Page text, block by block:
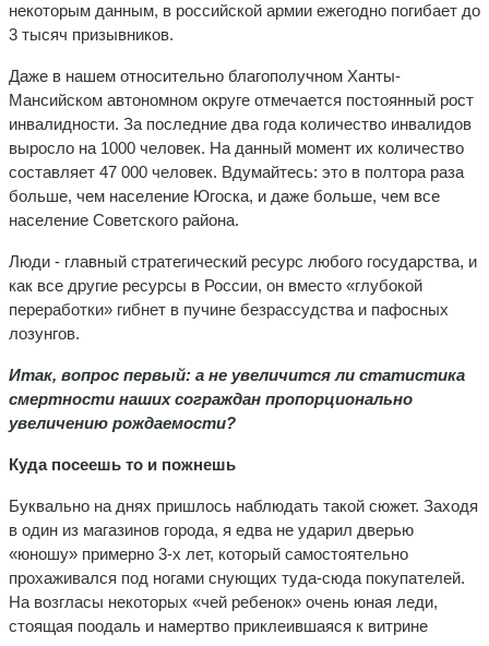
некоторым данным, в российской армии ежегодно погибает до
3 тысяч призывников.
Даже в нашем относительно благополучном Ханты-
Мансийском автономном округе отмечается постоянный рост
инвалидности. За последние два года количество инвалидов
выросло на 1000 человек. На данный момент их количество
составляет 47 000 человек. Вдумайтесь: это в полтора раза
больше, чем население Югоска, и даже больше, чем все
население Советского района.
Люди - главный стратегический ресурс любого государства, и
как все другие ресурсы в России, он вместо «глубокой
переработки» гибнет в пучине безрассудства и пафосных
лозунгов.
Итак, вопрос первый: а не увеличится ли статистика
смертности наших сограждан пропорционально
увеличению рождаемости?
Куда посеешь то и пожнешь
Буквально на днях пришлось наблюдать такой сюжет. Заходя
в один из магазинов города, я едва не ударил дверью
«юношу» примерно 3-х лет, который самостоятельно
прохаживался под ногами снующих туда-сюда покупателей.
На возгласы некоторых «чей ребенок» очень юная леди,
стоящая поодаль и намертво приклеившаяся к витрине